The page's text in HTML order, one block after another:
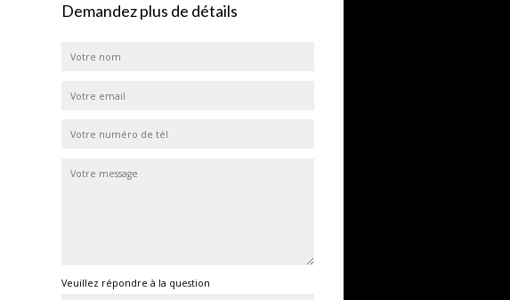
Demandez plus de détails
Veuillez répondre à la question